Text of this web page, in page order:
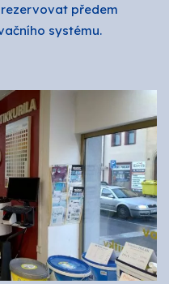
předem
systému.